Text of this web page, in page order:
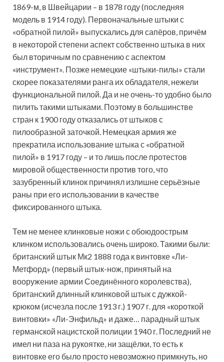
1869-м, в Швейцарии – в 1878 году (последняя
модель в 1914 году). Первоначальные штыки с
«обратной пилой» выпускались для сапёров, причём
в некоторой степени аспект собственно штыка в них
был вторичным по сравнению с аспектом
«инструмент». Позже немецкие «штыки-пилы» стали
скорее показателями ранга их обладателя, нежели
функциональной пилой. Да и не очень-то удобно было
пилить такими штыками. Поэтому в большинстве
стран к 1900 году отказались от штыков с
пилообразной заточкой. Немецкая армия же
прекратила использование штыка с «обратной
пилой» в 1917 году – и то лишь после протестов
мировой общественности против того, что
зазубренный клинок причинял излишне серьёзные
раны при его использовании в качестве
фиксированного штыка.
Тем не менее клинковые ножи с обоюдоострым
клинком использовались очень широко. Такими были:
британский штык Мк2 1888 года к винтовке «Ли-
Метфорд» (первый штык-нож, принятый на
вооружение армии Соединённого королевства),
британский длинный клинковой штык с дужкой-
крюком (исчезла после 1913 г.) 1907 г. для «короткой
винтовки» «Ли-Энфильд» и даже… парадный штык
германской нацистской полиции 1940 г. Последний не
имел ни паза на рукоятке, ни защёлки, то есть к
винтовке его было просто невозможно примкнуть, но